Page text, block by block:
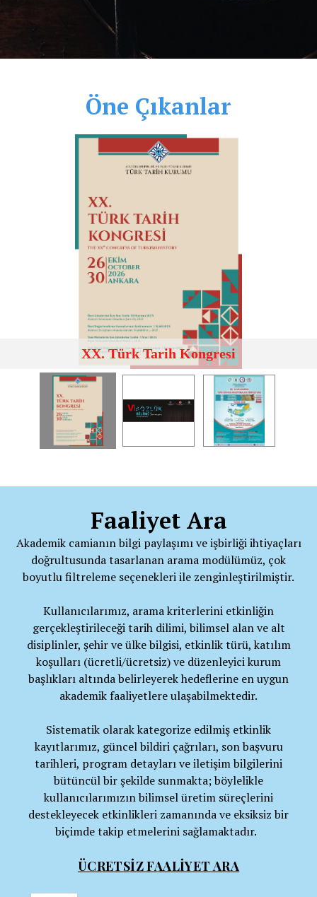
Öne Çıkanlar
XX. Türk Tarih Kongresi
Faaliyet Ara
Akademik camianın bilgi paylaşımı ve işbirliği ihtiyaçları
doğrultusunda tasarlanan arama modülümüz, çok
boyutlu filtreleme seçenekleri ile zenginleştirilmiştir.
Kullanıcılarımız, arama kriterlerini etkinliğin
gerçekleştirileceği tarih dilimi, bilimsel alan ve alt
disiplinler, şehir ve ülke bilgisi, etkinlik türü, katılım
koşulları (ücretli/ücretsiz) ve düzenleyici kurum
başlıkları altında belirleyerek hedeflerine en uygun
akademik faaliyetlere ulaşabilmektedir.
Sistematik olarak kategorize edilmiş etkinlik
kayıtlarımız, güncel bildiri çağrıları, son başvuru
tarihleri, program detayları ve iletişim bilgilerini
bütüncül bir şekilde sunmakta; böylelikle
kullanıcılarımızın bilimsel üretim süreçlerini
destekleyecek etkinlikleri zamanında ve eksiksiz bir
biçimde takip etmelerini sağlamaktadır.
ÜCRETSİZ FAALİYET ARA